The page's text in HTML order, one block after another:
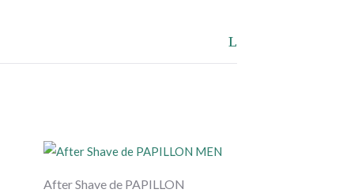
After Shave de PAPILLON